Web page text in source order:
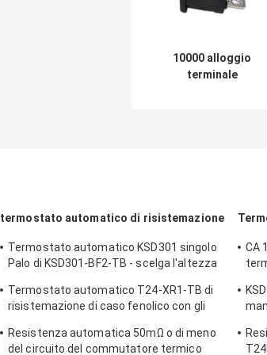
10000 alloggio
terminale
termostato automatico di risistemazione
Termostato automatico KSD301 singolo
Palo di KSD301-BF2-TB - scelga l'altezza
Termostato automatico T24-XR1-TB di
risistemazione di caso fenolico con gli
UL/CUL
Resistenza automatica 50mΩ o di meno
del circuito del commutatore termico
CA